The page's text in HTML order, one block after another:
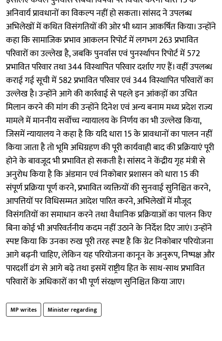
अनिवार्य प्रावधानों का विकल्प नहीं हो सकता। सांसद ने उपलब्ध
अभिलेखों में कथित विसंगतियों की ओर भी ध्यान आकर्षित किया। उन्होंने
कहा कि सामाजिक प्रभाव आकलन रिपोर्ट में लगभग 263 प्रभावित
परिवारों का उल्लेख है, जबकि पुनर्वास एवं पुनर्स्थापन रिपोर्ट में 572
प्रभावित परिवार तथा 344 विस्थापित परिवार दर्शाए गए हैं। वहीं उपलब्ध
कराई गई सूची में 582 प्रभावित परिवार एवं 344 विस्थापित परिवारों का
उल्लेख है। उन्होंने आगे की कार्रवाई से पहले इन आंकड़ों का उचित
मिलान करने की मांग की उन्होंने दिनेश एवं अन्य बनाम मध्य प्रदेश राज्य
मामले में माननीय सर्वोच्च न्यायालय के निर्णय का भी उल्लेख किया,
जिसमें न्यायालय ने कहा है कि यदि धारा 15 के प्रावधानों का पालन नहीं
किया जाता है तो भूमि अधिग्रहण की पूरी कार्यवाही बाद की प्रक्रियाएं पूरी
होने के बावजूद भी प्रभावित हो सकती है। सांसद ने केंद्रीय गृह मंत्री से
अनुरोध किया है कि अंडमान एवं निकोबार प्रशासन को धारा 15 की
संपूर्ण प्रक्रिया पूर्ण करने, प्रभावित व्यक्तियों की सुनवाई सुनिश्चित करने,
आपत्तियों पर विधिसम्मत आदेश पारित करने, अभिलेखों में मौजूद
विसंगतियों का समाधान करने तथा वैधानिक प्रक्रियाओं का पालन किए
बिना कोई भी अपरिवर्तनीय कदम नहीं उठाने के निर्देश दिए जाएं। उन्होंने
स्पष्ट किया कि उनका रुख पूरी तरह स्पष्ट है कि ग्रेट निकोबार परियोजना
आगे बढ़नी चाहिए, लेकिन यह परियोजना कानून के अनुरूप, निष्पक्ष और
पारदर्शी ढंग से आगे बढ़े तथा इसमें राष्ट्रीय हित के साथ-साथ प्रभावित
परिवारों के अधिकारों का भी पूर्ण संरक्षण सुनिश्चित किया जाए।
MP writes Minister regarding